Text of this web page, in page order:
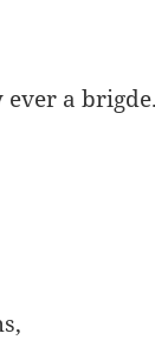
ever a brigde.